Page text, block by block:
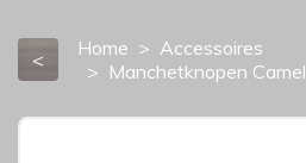
< Home
Accessoires
Manchetknopen Camel